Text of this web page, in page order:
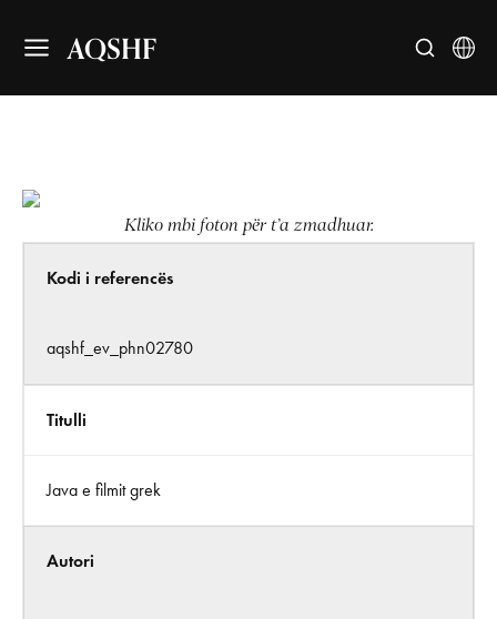
AQSHF
Kliko mbi foton për t’a zmadhuar.
Kodi i referencës
aqshf_ev_phn02780
Titulli
Java e filmit grek
Autori